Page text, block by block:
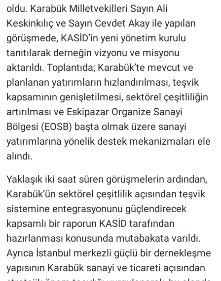
oldu. Karabük Milletvekilleri Sayın Ali
Keskinkılıç ve Sayın Cevdet Akay ile yapılan
görüşmede, KASİD’in yeni yönetim kurulu
tanıtılarak derneğin vizyonu ve misyonu
aktarıldı. Toplantıda; Karabük’te mevcut ve
planlanan yatırımların hızlandırılması, teşvik
kapsamının genişletilmesi, sektörel çeşitliliğin
artırılması ve Eskipazar Organize Sanayi
Bölgesi (EOSB) başta olmak üzere sanayi
yatırımlarına yönelik destek mekanizmaları ele
alındı.
Yaklaşık iki saat süren görüşmelerin ardından,
Karabük’ün sektörel çeşitlilik açısından teşvik
sistemine entegrasyonunu güçlendirecek
kapsamlı bir raporun KASİD tarafından
hazırlanması konusunda mutabakata varıldı.
Ayrıca İstanbul merkezli güçlü bir dernekleşme
yapısının Karabük sanayi ve ticareti açısından